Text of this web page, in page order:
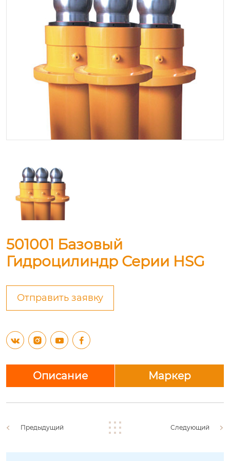
501001 Базовый
Гидроцилиндр Серии HSG
Отправить заявку
   
Описание Маркер
Предыдущий Следующий